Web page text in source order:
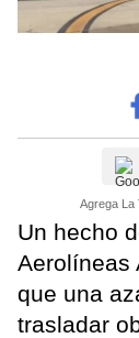
Agrega La
Un hecho
Aerolíneas
que una
trasladar